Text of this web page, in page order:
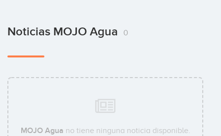
Noticias MOJO Agua 0
MOJO Agua no tiene ninguna noticia disponible.